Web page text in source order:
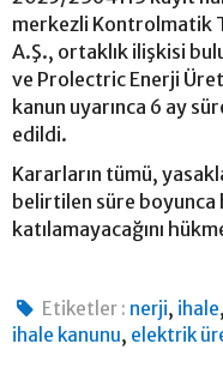
merkezli Kontrolmatik
A.Ş., ortaklık ilişkisi
ve Prolectric Enerji
kanun uyarınca 6 ay
edildi.
Kararların tümü,
belirtilen süre boyunca
katılamayacağını
Etiketler : nerji, ihale,
ihale kanunu, elektrik